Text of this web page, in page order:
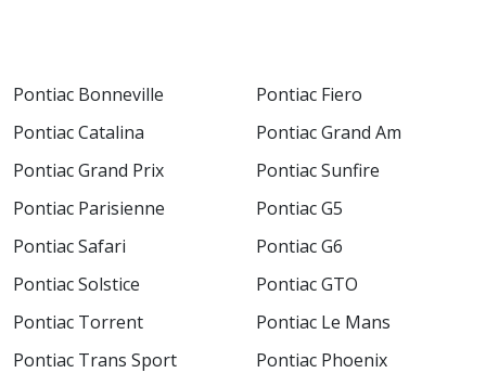
Pontiac Bonneville
Pontiac Catalina
Pontiac Grand Prix
Pontiac Parisienne
Pontiac Safari
Pontiac Fiero
Pontiac Grand Am
Pontiac Sunfire
Pontiac G5
Pontiac G6
Pontiac Solstice
Pontiac Torrent
Pontiac Trans Sport
Pontiac GTO
Pontiac Le Mans
Pontiac Phoenix